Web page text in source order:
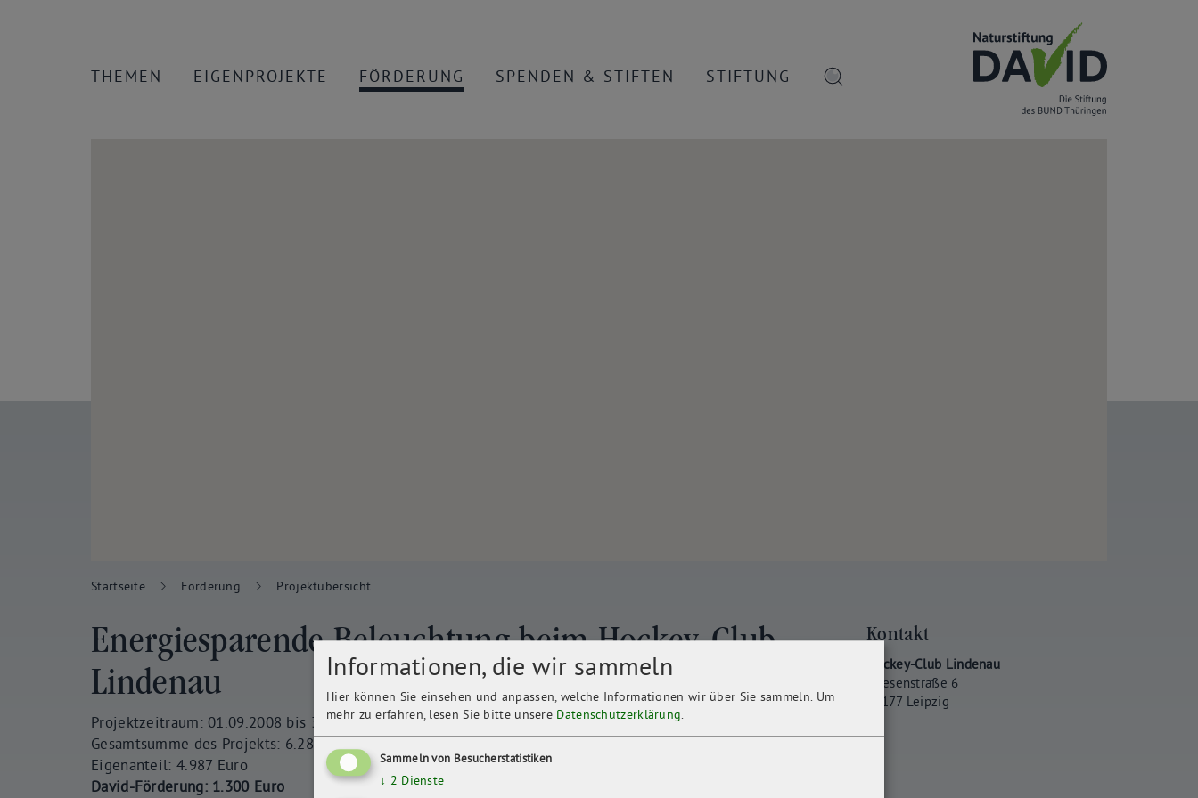
THEMEN EIGENPROJEKTE FÖRDERUNG SPENDEN & STIFTEN STIFTUNG
Startseite Förderung Projektübersicht
Energiesparende Beleuchtung beim Hockey-Club
Lindenau
Projektzeitraum: 01.09.2008 bis 31.12.2008
Gesamtsumme des Projekts: 6.287 Euro
Eigenanteil: 4.987 Euro
David-Förderung: 1.300 Euro
Kontakt
Hockey-Club Lindenau
Friesenstraße 6
04177 Leipzig
Informationen, die wir sammeln
Hier können Sie einsehen und anpassen, welche Informationen wir über Sie sammeln. Um
mehr zu erfahren, lesen Sie bitte unsere Datenschutzerklärung.
Sammeln von Besucherstatistiken
↓ 2 Dienste